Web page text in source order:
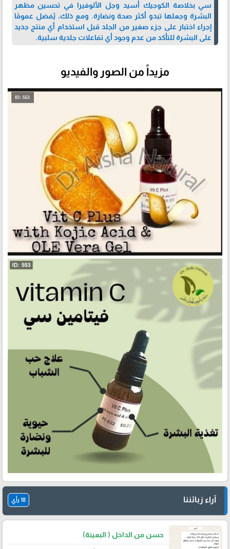
سي بخلاصة الكوجيك أسيد وجل الألوفيرا في تحسين مظهر
البشرة وجعلها تبدو أكثر صحة ونضارة. ومع ذلك، يُفضل عمومًا
إجراء اختبار على جزء صغير من الجلد قبل استخدام أي منتج جديد
على البشرة للتأكد من عدم وجود أي تفاعلات جلدية سلبية.
مزيداً من الصور والفيديو
آراء زبائننا 18 رأي
حسن من الداخل ( البعينة)